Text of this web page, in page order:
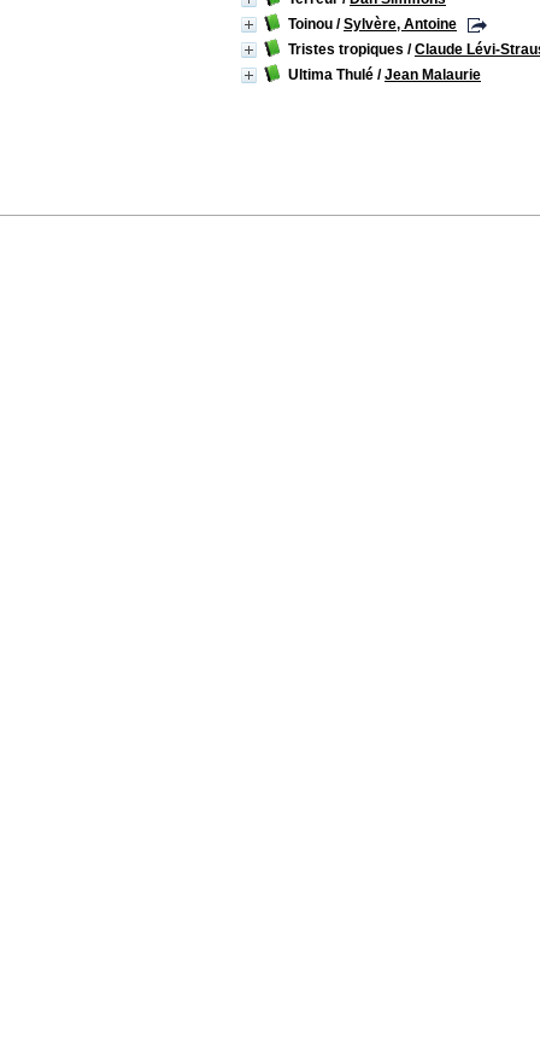
Toinou /Sylvère, Antoine
Tristes tropiques /Claude Lévi-
Ultima Thulé /Jean Malaurie